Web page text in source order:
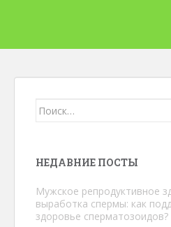
Искать:
НЕДАВНИЕ ПОСТЫ
Мужское репродуктивное
выработка спермы: как
здоровье сперматозоидов?